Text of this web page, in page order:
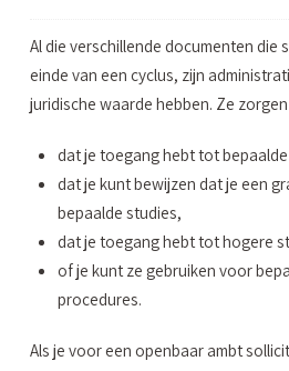
Al die verschillende documenten die
einde van een cyclus, zijn
juridische waarde hebben. Ze
dat je toegang hebt tot
dat je kunt bewijzen dat je een
bepaalde studies,
dat je toegang hebt tot hogere
of je kunt ze gebruiken voor
procedures.
Als je voor een openbaar ambt